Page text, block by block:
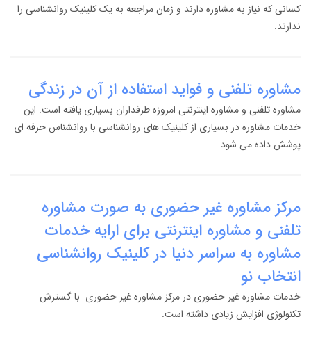
کسانی که نیاز به مشاوره دارند و زمان مراجعه به یک کلینیک روانشناسی را
ندارند.
مشاوره تلفنی و فواید استفاده از آن در زندگی
مشاوره تلفنی و مشاوره اینترنتی امروزه طرفداران بسیاری یافته است. این
خدمات مشاوره در بسیاری از کلینیک های روانشناسی با روانشناس حرفه ای
پوشش داده می شود
مرکز مشاوره غیر حضوری به صورت مشاوره
تلفنی و مشاوره اینترنتی برای ارایه خدمات
مشاوره به سراسر دنیا در کلینیک روانشناسی
انتخاب نو
خدمات مشاوره غیر حضوری در مرکز مشاوره غیر حضوری با گسترش
تکنولوژی افزایش زیادی داشته است.